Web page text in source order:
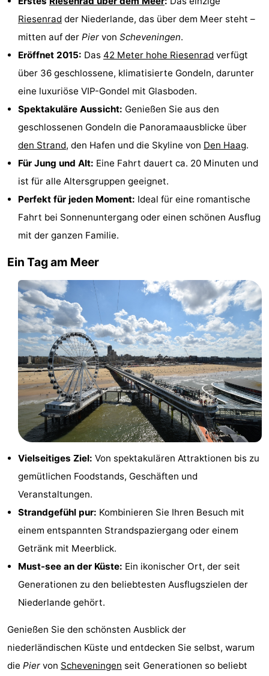
Zierikzee
Natur
Oosterschelde
Burgh
Haamstede
Natur
Kop
van
Schouwen
Wetter
Kontakt
Riesenrad der Niederlande, das über dem Meer steht –
mitten auf der Pier von Scheveningen.
Eröffnet 2015: Das 42 Meter hohe Riesenrad verfügt
über 36 geschlossene, klimatisierte Gondeln, darunter
eine luxuriöse VIP-Gondel mit Glasboden.
Spektakuläre Aussicht: Genießen Sie aus den
geschlossenen Gondeln die Panoramaausblicke über
den Strand, den Hafen und die Skyline von Den Haag.
Für Jung und Alt: Eine Fahrt dauert ca. 20 Minuten und
ist für alle Altersgruppen geeignet.
Perfekt für jeden Moment: Ideal für eine romantische
Fahrt bei Sonnenuntergang oder einen schönen Ausflug
mit der ganzen Familie.
Ein Tag am Meer
Vielseitiges Ziel: Von spektakulären Attraktionen bis zu
gemütlichen Foodstands, Geschäften und
Veranstaltungen.
Strandgefühl pur: Kombinieren Sie Ihren Besuch mit
einem entspannten Strandspaziergang oder einem
Getränk mit Meerblick.
Must-see an der Küste: Ein ikonischer Ort, der seit
Generationen zu den beliebtesten Ausflugszielen der
Niederlande gehört.
Genießen Sie den schönsten Ausblick der
niederländischen Küste und entdecken Sie selbst, warum
die Pier von Scheveningen seit Generationen so beliebt